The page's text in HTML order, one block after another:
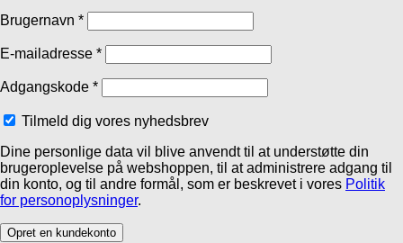
Brugernavn *
E-mailadresse *
Adgangskode *
Tilmeld dig vores nyhedsbrev
Dine personlige data vil blive anvendt til at understøtte din
brugeroplevelse på webshoppen, til at administrere adgang til
din konto, og til andre formål, som er beskrevet i vores Politik
for personoplysninger.
Opret en kundekonto